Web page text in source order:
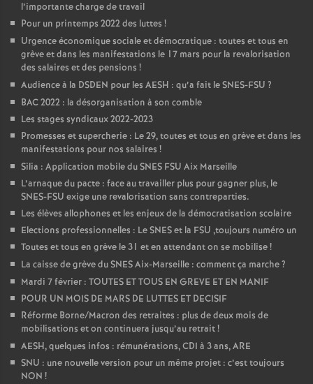
l’importante charge de travail
Pour un printemps 2022 des luttes !
Urgence économique sociale et démocratique : toutes et tous en
grève et dans les manifestations le 17 mars pour la revalorisation
des salaires et des pensions !
Audience à la DSDEN pour les AESH : qu’a fait le SNES-FSU ?
BAC 2022 : la désorganisation à son comble
Les stages syndicaux 2022-2023
Promesses et supercherie : Le 29, toutes et tous en grève et dans les
manifestations pour nos salaires !
Silia : Application mobile du SNES FSU Aix Marseille
L’arnaque du pacte : face au travailler plus pour gagner plus, le
SNES-FSU exige une revalorisation sans contreparties.
Les élèves allophones et les enjeux de la démocratisation scolaire
Elections professionnelles : Le SNES et la FSU ,toujours numéro un
Toutes et tous en grève le 31 et en attendant on se mobilise!
La caisse de grève du SNES Aix-Marseille : comment ça marche?
Mardi 7 février : TOUTES ET TOUS EN GREVE ET EN MANIF
POUR UN MOIS DE MARS DE LUTTES ET DECISIF
Réforme Borne/Macron des retraites : plus de deux mois de
mobilisations et on continuera jusqu’au retrait!
AESH, quelques infos : rémunérations, CDI à 3 ans, ARE
SNU : une nouvelle version pour un même projet : c’est toujours
NON !